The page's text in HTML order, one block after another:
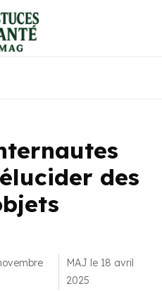
des
MAJ le 18 avril
2025